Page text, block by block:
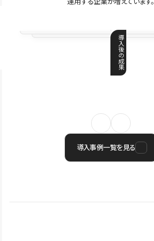
導
入
後
の
成
果
導入事例一覧を見る